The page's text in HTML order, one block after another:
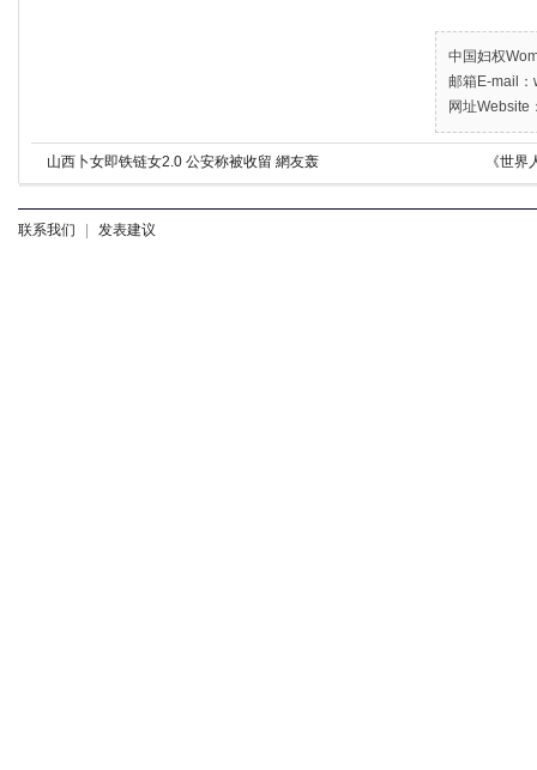
中国妇权
邮箱E-mail
网址Website
山西卜女即铁链女2.0 公安称被收留 網友轰 《世
联系我们 | 发表建议